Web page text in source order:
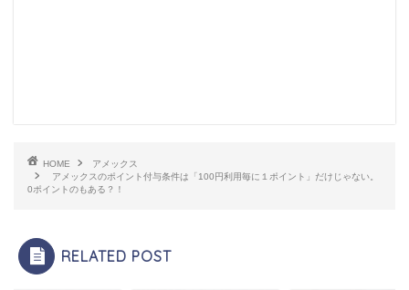
HOME
アメックス
アメックスのポイント付与条件は「100円利用毎に１ポイント」だけじゃない。
0ポイントのもある？！
RELATED POST